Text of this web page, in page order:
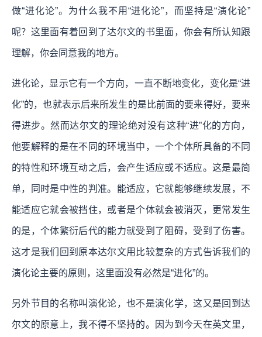
做“进化论”。为什么我不用“进化论”，而坚持是“演化论”
呢？这里面有着回到了达尔文的书里面，你会有所认知跟
理解，你会同意我的地方。
进化论，显示它有一个方向，一直不断地变化，变化是“进
化”的，也就表示后来所发生的是比前面的要来得好，要来
得进步。然而达尔文的理论绝对没有这种“进”化的方向，
他要解释的是在不同的环境当中，一个个体所具备的不同
的特性和环境互动之后，会产生适应或不适应。这是最简
单，同时是中性的判准。能适应，它就能够继续发展，不
能适应它就会被挡住，或者是个体就会被消灭，更常发生
的是，个体繁衍后代的能力就受到了阻碍，受到了伤害。
这才是我们回到原本达尔文用比较复杂的方式告诉我们的
演化论主要的原则，这里面没有必然是“进化”的。
另外节目的名称叫演化论，也不是演化学，这又是回到达
尔文的原意上，我不得不坚持的。因为到今天在英文里，